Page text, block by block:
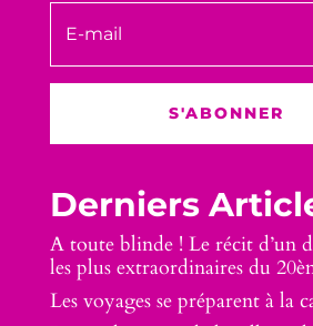
S'ABONNER
Derniers
A toute blinde ! Le récit d’un
les plus extraordinaires du
Les voyages se préparent à la